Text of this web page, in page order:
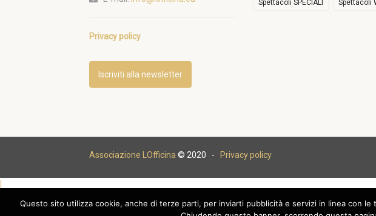
Privacy policy
Iscriviti alla newsletter
Spettacoli SPECIALI Spettacoli
Associazione LOfficina © 2020 - Privacy policy
Questo sito utilizza cookie, anche di terze parti, per inviarti pubblicità e servizi in linea con le